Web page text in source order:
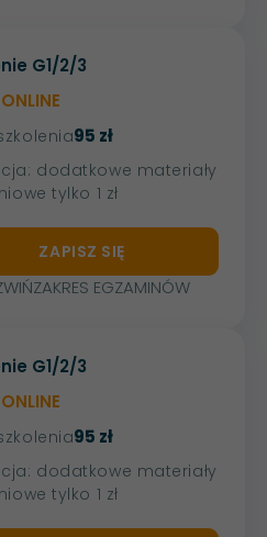
G1/2/3
ONLINE
95 zł
dodatkowe materiały
tylko 1 zł
ZAPISZ SIĘ
ZAKRES EGZAMINÓW
G1/2/3
ONLINE
95 zł
dodatkowe materiały
tylko 1 zł